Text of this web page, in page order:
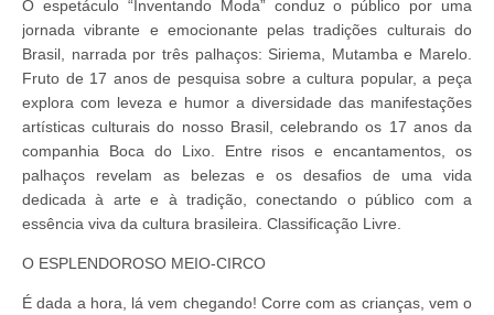
O espetáculo “Inventando Moda” conduz o público por uma
jornada vibrante e emocionante pelas tradições culturais do
Brasil, narrada por três palhaços: Siriema, Mutamba e Marelo.
Fruto de 17 anos de pesquisa sobre a cultura popular, a peça
explora com leveza e humor a diversidade das manifestações
artísticas culturais do nosso Brasil, celebrando os 17 anos da
companhia Boca do Lixo. Entre risos e encantamentos, os
palhaços revelam as belezas e os desafios de uma vida
dedicada à arte e à tradição, conectando o público com a
essência viva da cultura brasileira. Classificação Livre.
O ESPLENDOROSO MEIO-CIRCO
É dada a hora, lá vem chegando! Corre com as crianças, vem o